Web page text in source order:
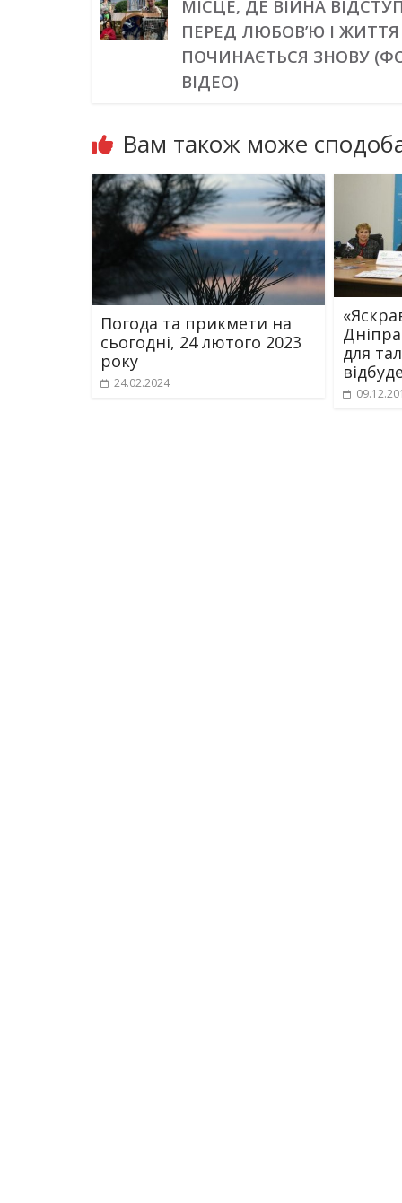
МІСЦЕ, ДЕ ВІЙНА
ПЕРЕД ЛЮБОВ’Ю І ЖИТТЯ
ПОЧИНАЄТЬСЯ ЗНОВУ
ВІДЕО)
Вам також може
Погода та прикмети на
сьогодні, 24 лютого 2023
року
24.02.2024
для